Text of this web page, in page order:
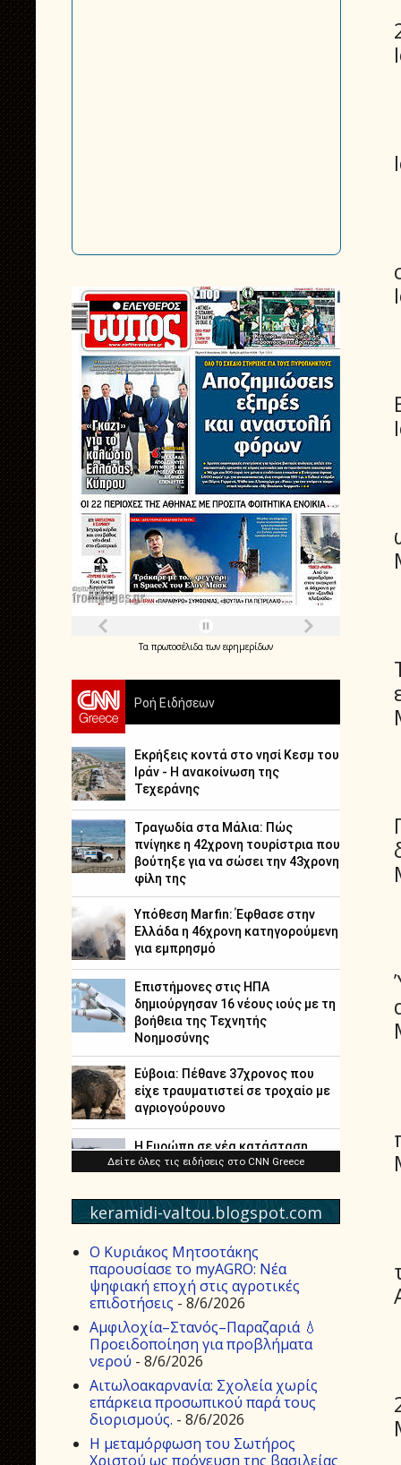
Τα πρωτοσέλιδατων εφημερίδων
keramidi-valtou.blogspot.com
Ο Κυριάκος Μητσοτάκης
παρουσίασε το myAGRO: Νέα
ψηφιακή εποχή στις αγροτικές
επιδοτήσεις - 8/6/2026
Αμφιλοχία–Στανός–Παραζαριά 💧
Προειδοποίηση για προβλήματα
νερού - 8/6/2026
Αιτωλοακαρνανία: Σχολεία χωρίς
επάρκεια προσωπικού παρά τους
διορισμούς. - 8/6/2026
Η μεταμόρφωση του Σωτήρος
Χριστού ως πρόγευση της βασιλείας